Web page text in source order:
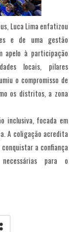
Luca Lima enfatizou
e de uma gestão
apelo à participação
locais, pilares
o compromisso de
os distritos, a zona
inclusiva, focada em
A coligação acredita
a confiança
para o